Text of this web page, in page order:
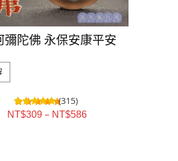
彌陀佛 永保安康平安
(315)
NT$309 – NT$586